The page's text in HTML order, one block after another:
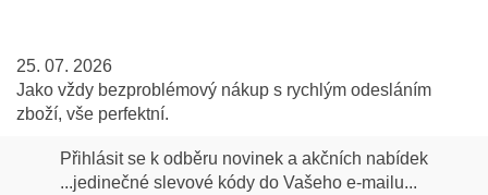
25. 07. 2026
Jako vždy bezproblémový nákup s rychlým odesláním
zboží, vše perfektní.
Přihlásit se k odběru novinek a akčních nabídek
...jedinečné slevové kódy do Vašeho e-mailu...